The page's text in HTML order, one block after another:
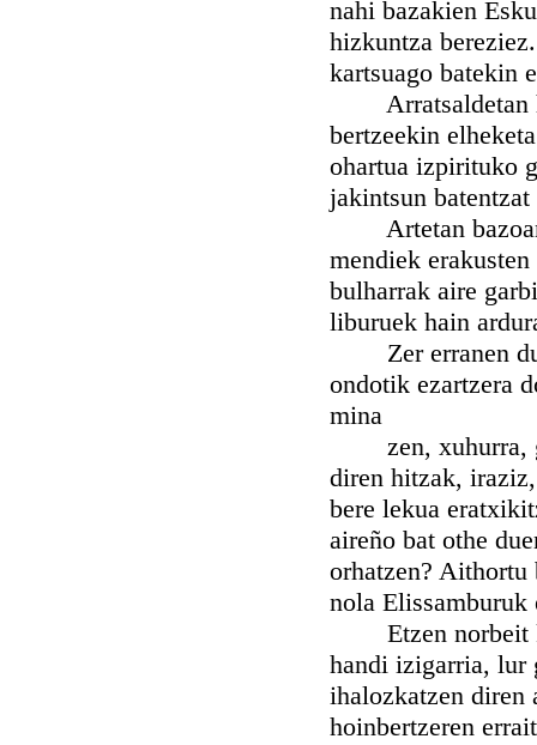
nahi bazakien
hizkuntza
kartsuago batekin
Arratsaldetan
bertzeekin
ohartua izpirituko
jakintsun
Artetan bazoan
mendiek
bulharrak aire
liburuek hain
Zer erranen
ondotik ezartzera
mina
zen, xuhurra,
diren hitzak,
bere lekua
aireño bat othe
orhatzen? Aithortu
nola
Etzen norbeit
handi izigarria, lur
ihalozkatzen diren
hoinbertzeren